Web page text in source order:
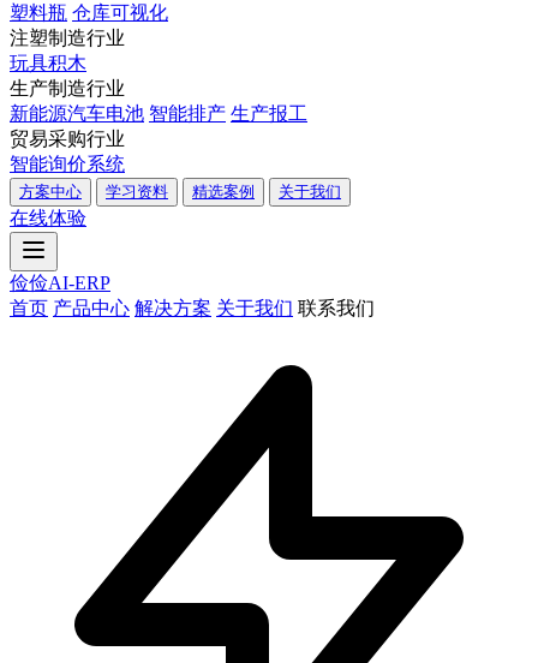
塑料瓶 仓库可视化
注塑制造行业
玩具积木
生产制造行业
新能源汽车电池 智能排产 生产报工
贸易采购行业
智能询价系统
方案中心 学习资料 精选案例 关于我们
在线体验
俭俭AI-ERP
首页 产品中心 解决方案 关于我们 联系我们